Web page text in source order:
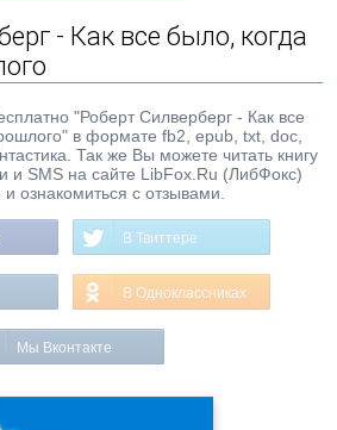
- Как все было, когда
"Роберт Силверберг - Как все
в формате fb2, epub, txt, doc,
Так же Вы можете читать книгу
и SMS на сайте LibFox.Ru (ЛибФокс)
ознакомиться с отзывами.
В Твиттере
В Одноклассниках
Мы Вконтакте